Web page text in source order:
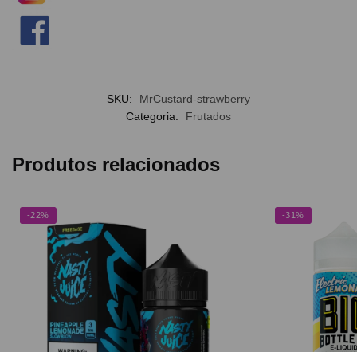
SKU:
MrCustard-strawberry
Categoria:
Frutados
Produtos relacionados
-22% -31%